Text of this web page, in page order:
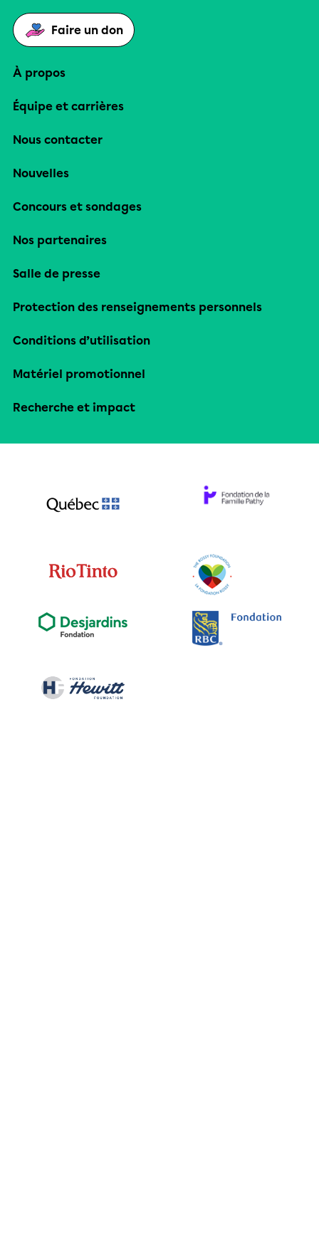
Faire un don
À propos
Équipe et carrières
Nous contacter
Nouvelles
Concours et sondages
Nos partenaires
Salle de presse
Protection des renseignements personnels
Conditions d’utilisation
Matériel promotionnel
Recherche et impact